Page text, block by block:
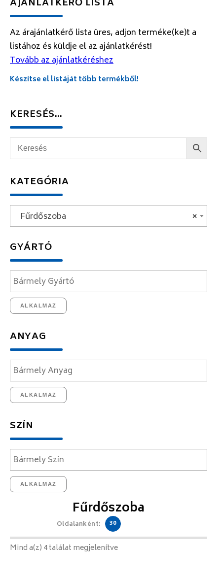
AJÁNLATKÉRŐ LISTA
Az árajánlatkérő lista üres, adjon terméke(ke)t a
listához és küldje el az ajánlatkérést!
Tovább az ajánlatkéréshez
Készítse el listáját több termékből!
KERESÉS…
KATEGÓRIA
×
Fűrdőszoba
GYÁRTÓ
ALKALMAZ
ANYAG
ALKALMAZ
SZÍN
ALKALMAZ
Fűrdőszoba
Oldalanként: 30
Mind a(z) 4 találat megjelenítve